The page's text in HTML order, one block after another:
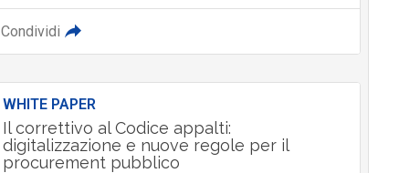
Condividi
WHITE PAPER
Il correttivo al Codice appalti:
digitalizzazione e nuove regole per il
procurement pubblico